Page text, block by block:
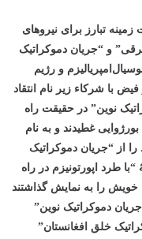
تبارز برای نیروهای
و “جریان دموکراتیک
و رژیم
با شرکاء زیر نام انتقاد
نوین” در حقیقت راه
غطیدند و به نام
از “جریان دموکراتیک
طرد اپورتونیزم در راه
خویش را به نمایش گذاشتند
دموکراتیک نوین”
خلق افغانستان”